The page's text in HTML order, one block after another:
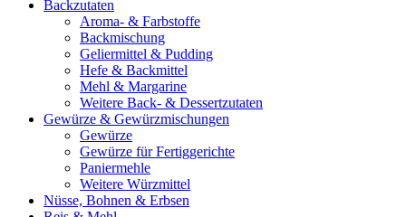
Backzutaten
Aroma- & Farbstoffe
Backmischung
Geliermittel & Pudding
Hefe & Backmittel
Mehl & Margarine
Weitere Back- & Dessertzutaten
Gewürze & Gewürzmischungen
Gewürze
Gewürze für Fertiggerichte
Paniermehle
Weitere Würzmittel
Nüsse, Bohnen & Erbsen